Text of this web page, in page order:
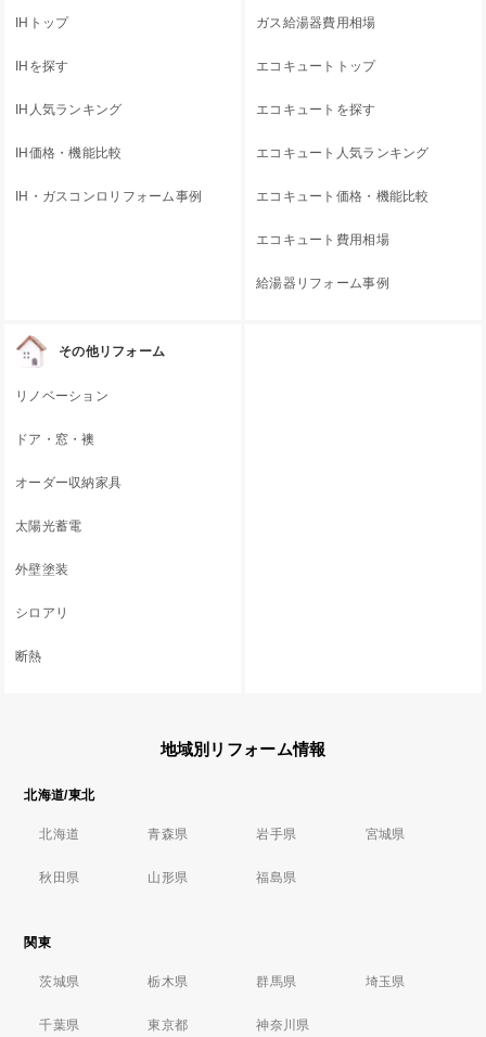
IHトップ
IHを探す
IH人気ランキング
IH価格・機能比較
IH・ガスコンロリフォーム事例
ガス給湯器費用相場
エコキュートトップ
エコキュートを探す
エコキュート人気ランキング
エコキュート価格・機能比較
エコキュート費用相場
給湯器リフォーム事例
その他リフォーム
リノベーション
ドア・窓・襖
オーダー収納家具
太陽光蓄電
外壁塗装
シロアリ
断熱
地域別リフォーム情報
北海道/東北
北海道 青森県 岩手県 宮城県
秋田県 山形県 福島県
関東
茨城県 栃木県 群馬県 埼玉県
千葉県 東京都 神奈川県